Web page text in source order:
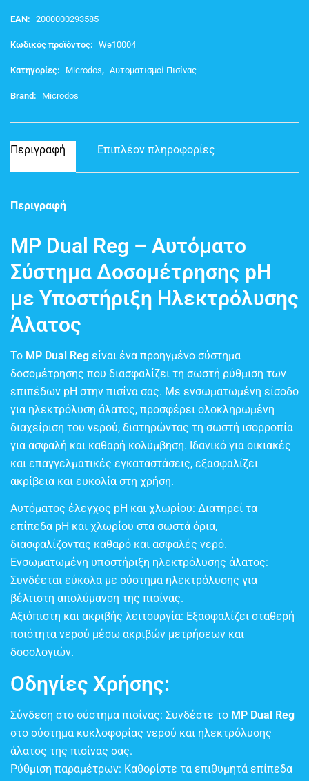
EAN: 2000000293585
Κωδικός προϊόντος: We10004
Κατηγορίες: Microdos, Αυτοματισμοί Πισίνας
Brand: Microdos
Περιγραφή Επιπλέον πληροφορίες
Περιγραφή
MP Dual Reg – Αυτόματο
Σύστημα Δοσομέτρησης pH
με Υποστήριξη Ηλεκτρόλυσης
Άλατος
Το MP Dual Reg είναι ένα προηγμένο σύστημα
δοσομέτρησης που διασφαλίζει τη σωστή ρύθμιση των
επιπέδων pH στην πισίνα σας. Με ενσωματωμένη είσοδο
για ηλεκτρόλυση άλατος, προσφέρει ολοκληρωμένη
διαχείριση του νερού, διατηρώντας τη σωστή ισορροπία
για ασφαλή και καθαρή κολύμβηση. Ιδανικό για οικιακές
και επαγγελματικές εγκαταστάσεις, εξασφαλίζει
ακρίβεια και ευκολία στη χρήση.
Αυτόματος έλεγχος pH και χλωρίου: Διατηρεί τα
επίπεδα pH και χλωρίου στα σωστά όρια,
διασφαλίζοντας καθαρό και ασφαλές νερό.
Ενσωματωμένη υποστήριξη ηλεκτρόλυσης άλατος:
Συνδέεται εύκολα με σύστημα ηλεκτρόλυσης για
βέλτιστη απολύμανση της πισίνας.
Αξιόπιστη και ακριβής λειτουργία: Εξασφαλίζει σταθερή
ποιότητα νερού μέσω ακριβών μετρήσεων και
δοσολογιών.
Οδηγίες Χρήσης:
Σύνδεση στο σύστημα πισίνας: Συνδέστε το MP Dual Reg
στο σύστημα κυκλοφορίας νερού και ηλεκτρόλυσης
άλατος της πισίνας σας.
Ρύθμιση παραμέτρων: Καθορίστε τα επιθυμητά επίπεδα